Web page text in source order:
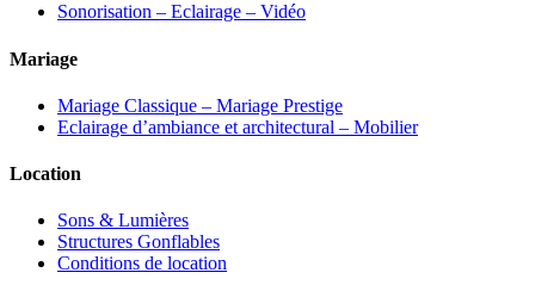
Sonorisation – Eclairage – Vidéo
Mariage
Mariage Classique – Mariage Prestige
Eclairage d’ambiance et architectural – Mobilier
Location
Sons & Lumières
Structures Gonflables
Conditions de location